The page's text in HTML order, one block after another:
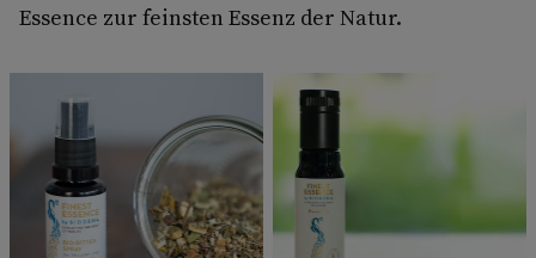
Essence zur feinsten Essenz der Natur.